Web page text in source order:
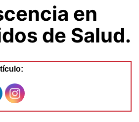
en
de Salud.